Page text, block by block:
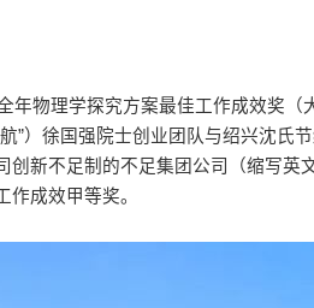
年物理学探究方案最佳工作成效奖
”）徐国强院士创业团队与绍兴沈
创新不足制的不足集团公司（缩写英
作成效甲等奖。